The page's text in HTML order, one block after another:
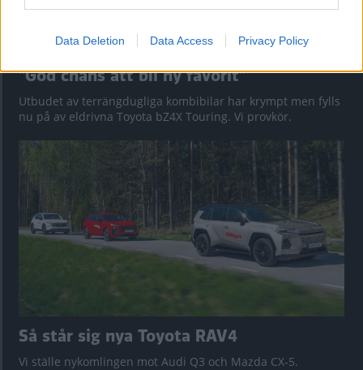
Data Deletion Data Access Privacy Policy
”God chans att bli ny favorit”
Utbudet av terrängdugliga kombibilar har krympt men fylls
nu på av eldrivna Toyota bZ4X Touring. Vi provkör.
Så står sig nya Toyota RAV4
Vi ställe nykomlingen mot Audi Q3 och Mazda CX-5.